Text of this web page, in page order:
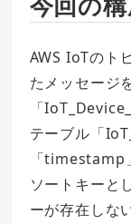
AWS IoTのト
たメッセージ
「
テーブル「
「timestamp
ソートキーと
ーが存在しな